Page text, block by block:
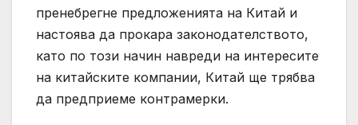
пренебрегне предложенията на Китай и
настоява да прокара законодателството,
като по този начин навреди на интересите
на китайските компании, Китай ще трябва
да предприеме контрамерки.